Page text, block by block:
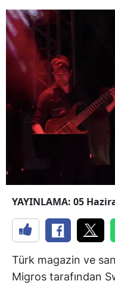
YAYINLAMA: 05
Türk magazin ve
Migros tarafından